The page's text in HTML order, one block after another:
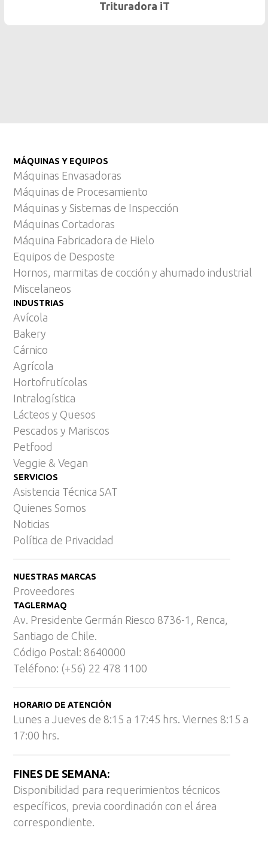
Trituradora iT
MÁQUINAS Y EQUIPOS
Máquinas Envasadoras
Máquinas de Procesamiento
Máquinas y Sistemas de Inspección
Máquinas Cortadoras
Máquina Fabricadora de Hielo
Equipos de Desposte
Hornos, marmitas de cocción y ahumado industrial
Miscelaneos
INDUSTRIAS
Avícola
Bakery
Cárnico
Agrícola
Hortofrutícolas
Intralogística
Lácteos y Quesos
Pescados y Mariscos
Petfood
Veggie & Vegan
SERVICIOS
Asistencia Técnica SAT
Quienes Somos
Noticias
Política de Privacidad
NUESTRAS MARCAS
Proveedores
TAGLERMAQ
Av. Presidente Germán Riesco 8736-1, Renca,
Santiago de Chile.
Código Postal: 8640000
Teléfono: (+56) 22 478 1100
HORARIO DE ATENCIÓN
Lunes a Jueves de 8:15 a 17:45 hrs. Viernes 8:15 a
17:00 hrs.
FINES DE SEMANA:
Disponibilidad para requerimientos técnicos
específicos, previa coordinación con el área
correspondiente.